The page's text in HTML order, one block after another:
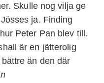
Skulle nog vilja ge
ja. Finding
Peter Pan blev till.
är en jätterolig
än den där